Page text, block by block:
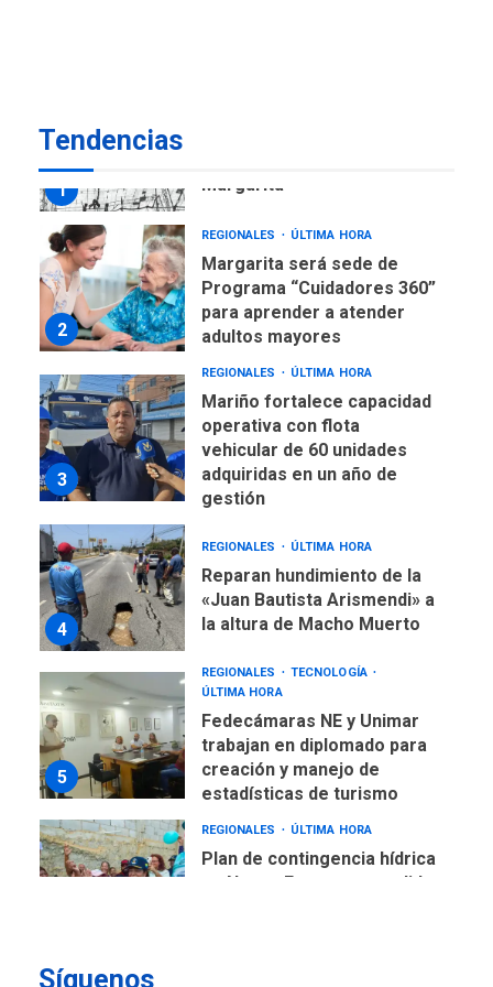
Tendencias
1
Margarita
2
REGIONALES ÚLTIMA HORA
Margarita será sede de
Programa “Cuidadores 360”
para aprender a atender
adultos mayores
3
REGIONALES ÚLTIMA HORA
Mariño fortalece capacidad
operativa con flota
vehicular de 60 unidades
adquiridas en un año de
gestión
4
REGIONALES ÚLTIMA HORA
Reparan hundimiento de la
«Juan Bautista Arismendi» a
la altura de Macho Muerto
5
REGIONALES
TECNOLOGÍA
ÚLTIMA HORA
Fedecámaras NE y Unimar
trabajan en diplomado para
creación y manejo de
estadísticas de turismo
REGIONALES ÚLTIMA HORA
Plan de contingencia hídrica
en Nueva Esparta consolida
Síguenos